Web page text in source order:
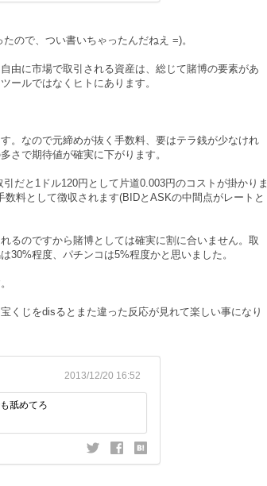
ので、つい書いちゃったんだねえ =)。
由に市場で取引される資産は、総じて賭博の要素があ
ールではなくヒトにあります。
。なので元締めが抜く手数料、要はテラ銭が少なけれ
さで期待値が確実に下がります。
だと1ドル120円として片道0.003円のコストが掛かりま
料として徴収されます(BIDとASKの中間点がレートと
るのですから賭博としては確実に割に合いません。取
30%程度、パチンコは5%程度かと思いました。
くじをdisるとまた違った反応が見れて楽しい事になり